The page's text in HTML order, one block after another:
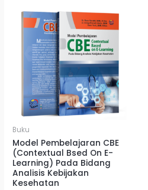
Buku
Model Pembelajaran CBE
(Contextual Bsed On E-
Learning) Pada Bidang
Analisis Kebijakan
Kesehatan